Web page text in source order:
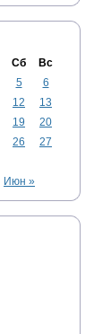
Сб Вс
Июн »
5
6
12
13
19
20
26
27